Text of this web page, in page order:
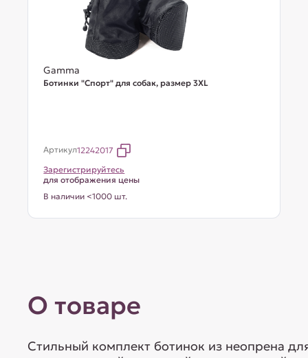
Gamma
Ботинки "Спорт" для собак, размер 3XL
Артикул12242017
Зарегистрируйтесь
для отображения цены
В наличии <1000 шт.
О товаре
Стильный комплект ботинок из неопрена